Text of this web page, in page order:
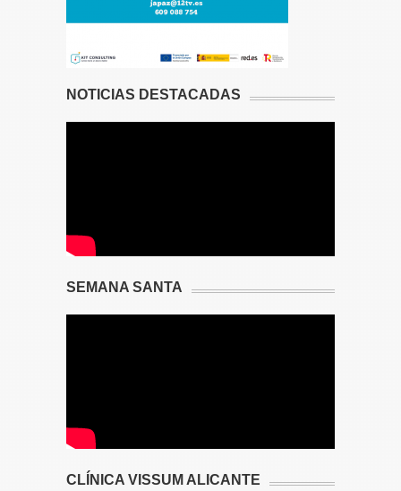
NOTICIAS DESTACADAS
SEMANA SANTA
CLÍNICA VISSUM ALICANTE